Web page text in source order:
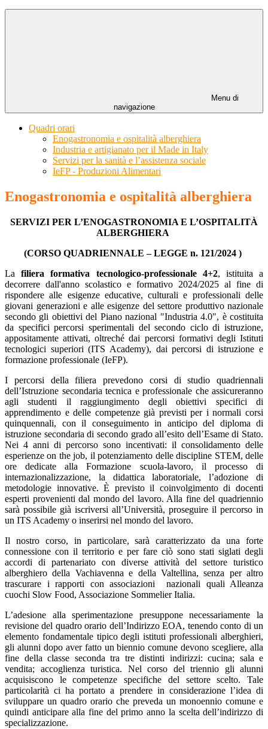
Menu di
navigazione
Quadri orari
Enogastronomia e ospitalità alberghiera
Industria e artigianato per il Made in Italy
Servizi per la sanità e l’assistenza sociale
IeFP - Produzioni Alimentari
Enogastronomia e ospitalità alberghiera
SERVIZI PER L’ENOGASTRONOMIA E L’OSPITALITÀ
ALBERGHIERA
(CORSO QUADRIENNALE – LEGGE n. 121/2024 )
Lafiliera formativa tecnologico-professionale 4+2, istituita a
decorrere dall'anno scolastico e formativo 2024/2025 al fine di
rispondere alle esigenze educative, culturali e professionali delle
giovani generazioni e alle esigenze del settore produttivo nazionale
secondo gli obiettivi del Piano nazional "Industria 4.0", è costituita
da specifici percorsi sperimentali del secondo ciclo di istruzione,
appositamente attivati, oltreché dai percorsi formativi degli Istituti
tecnologici superiori (ITS Academy), dai percorsi di istruzione e
formazione professionale (IeFP).
I percorsi della filiera prevedono corsi di studio quadriennali
dell’Istruzione secondaria tecnica e professionale che assicureranno
agli studenti il raggiungimento degli obiettivi specifici di
apprendimento e delle competenze già previsti per i normali corsi
quinquennali, con il conseguimento in anticipo del diploma di
istruzione secondaria di secondo grado all’esito dell’Esame di Stato.
Nei 4 anni di percorso sono incentivati: il consolidamento delle
esperienze on the job, il potenziamento delle discipline STEM, delle
ore dedicate alla Formazione scuola-lavoro, il processo di
internazionalizzazione, la didattica laboratoriale, l’adozione di
metodologie innovative. È previsto il coinvolgimento di docenti
esperti provenienti dal mondo del lavoro. Alla fine del quadriennio
sarà possibile già iscriversi all’Università, proseguire il percorso in
un ITS Academy o inserirsi nel mondo del lavoro.
Il nostro corso, in particolare, sarà caratterizzato da una forte
connessione con il territorio e per fare ciò sono stati siglati degli
accordi di partenariato con diverse attività del settore turistico
alberghiero della Vachiavenna e della Valtellina, senza per altro
trascurare i rapporti con associazioni nazionali quali Alleanza
cuochi Slow Food, Associazione Sommelier Italia.
L’adesione alla sperimentazione presuppone necessariamente la
revisione del quadro orario dell’Indirizzo EOA, tenendo conto di un
elemento fondamentale tipico degli istituti professionali alberghieri,
gli alunni dopo aver fatto un biennio comune devono scegliere, alla
fine della classe seconda tra tre distinti indirizzi: cucina; sala e
vendita; accoglienza turistica. Nel corso del triennio gli alunni
acquisiscono le competenze specifiche del settore scelto. Tale
particolarità ci ha portato a prendere in considerazione l’idea di
sviluppare un quadro orario che preveda un monoennio comune e
quindi anticipare alla fine del primo anno la scelta dell’indirizzo di
specializzazione.